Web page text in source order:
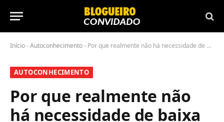
Início-Autoconhecimento- Por que realmente não há necessidade de baixa autoestima
AUTOCONHECIMENTO
Por que realmente não
há necessidade de baixa